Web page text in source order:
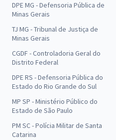
DPE MG - Defensoria Pública de
Minas Gerais
TJ MG - Tribunal de Justiça de
Minas Gerais
CGDF - Controladoria Geral do
Distrito Federal
DPE RS - Defensoria Pública do
Estado do Rio Grande do Sul
MP SP - Ministério Público do
Estado de São Paulo
PM SC - Polícia Militar de Santa
Catarina